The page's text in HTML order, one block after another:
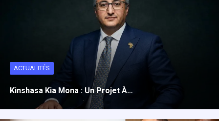
ACTUALITÉS
Kinshasa Kia Mona : Un Projet À…